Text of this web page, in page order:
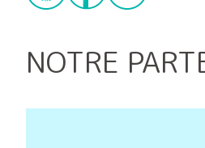
NOTRE